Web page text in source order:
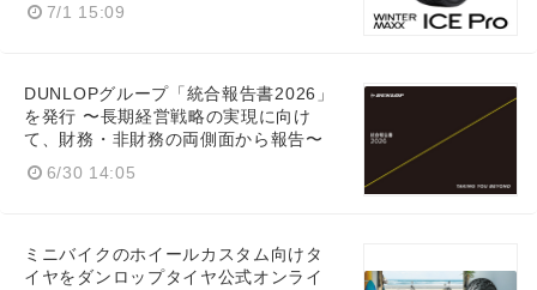
7/1 15:09
DUNLOPグループ「統合報告書2026」
を発行 〜長期経営戦略の実現に向け
て、財務・非財務の両側面から報告〜
6/30 14:05
ミニバイクのホイールカスタム向けタ
イヤをダンロップタイヤ公式オンライ